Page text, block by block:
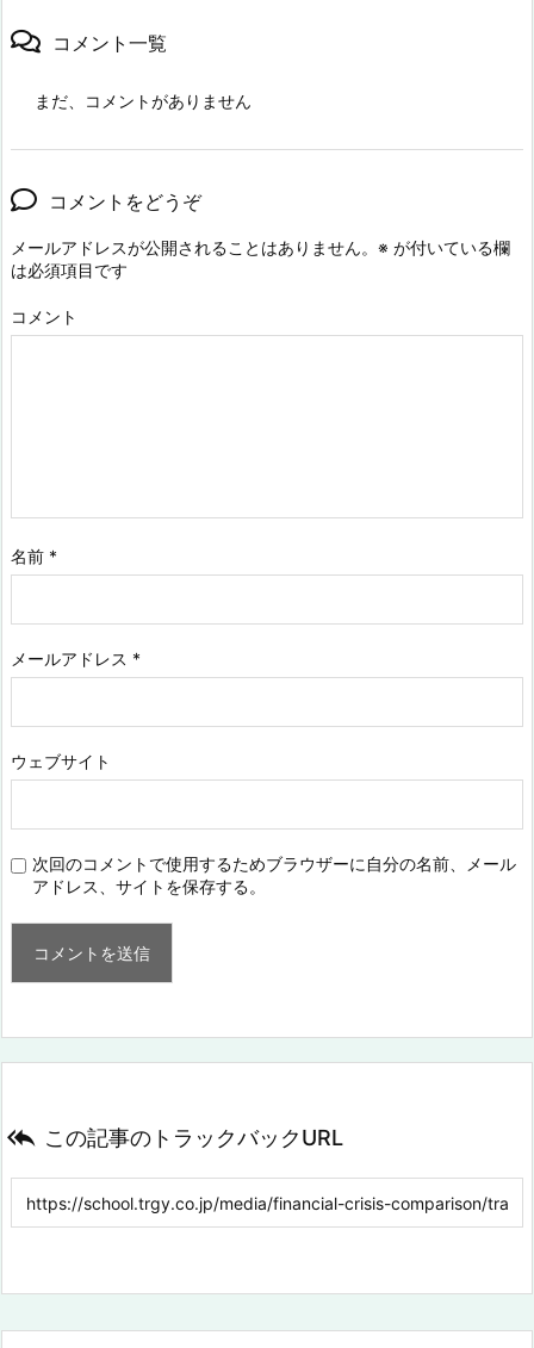
コメント一覧
まだ、コメントがありません
コメントをどうぞ
メールアドレスが公開されることはありません。 ※ が付いている欄
は必須項目です
コメント
名前 *
メールアドレス *
ウェブサイト
次回のコメントで使用するためブラウザーに自分の名前、メール
アドレス、サイトを保存する。
 この記事のトラックバックURL